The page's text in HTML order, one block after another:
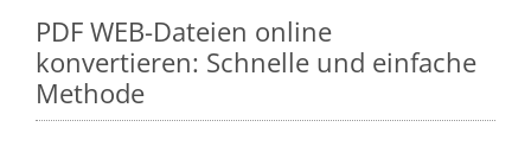
PDF WEB-Dateien online
konvertieren: Schnelle und einfache
Methode